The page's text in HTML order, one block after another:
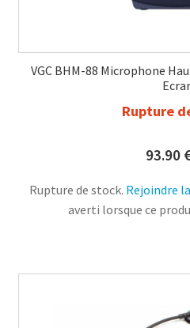
VGC BHM-88 Microphone
Rupture
93.90
Rupture de stock. Rejoindre
averti lorsque ce